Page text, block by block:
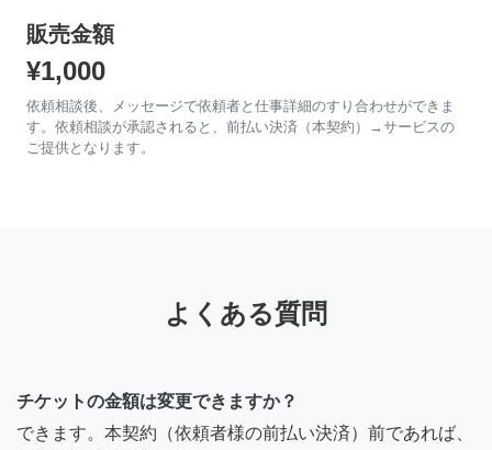
販売金額
¥1,000
依頼相談後、メッセージで依頼者と仕事詳細のすり合わせができま
す。依頼相談が承認されると、前払い決済（本契約）→サービスの
ご提供となります。
よくある質問
チケットの金額は変更できますか？
できます。本契約（依頼者様の前払い決済）前であれば、